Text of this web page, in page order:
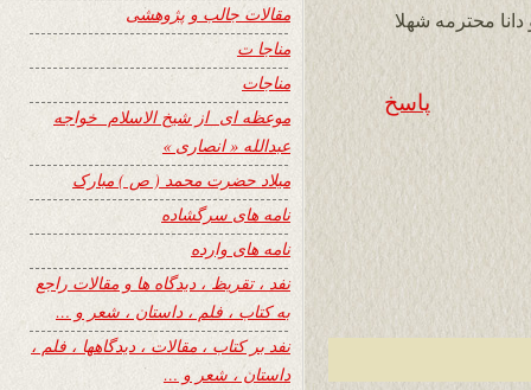
دانا محترمه شهلا
پاسخ
مقالات جالب و پژوهشی
مناجا ت
مناجات
موعظه ای از شیخ الاسلام خواجه
عبدالله « انصاری »
میلاد حضرت محمد ( ص ) مبارک
نامه های سرگشاده
نامه های وارده
نفد ، تقریظ ، دیدگاه ها و مقالات راجع
به کتاب ، فلم ، داستان ، شعر و …
نفد بر کتاب ، مقالات ، دیدگاهها ، فلم ،
داستان ، شعر و …